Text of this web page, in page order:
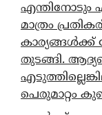
എന്തിനോടും
മാത്രം
കാര്യങ്ങൾക്ക്
തുടങ്ങി.
പെരുമാറ്റം